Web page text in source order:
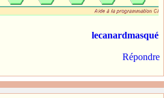
lecanardmasqué
Répondre